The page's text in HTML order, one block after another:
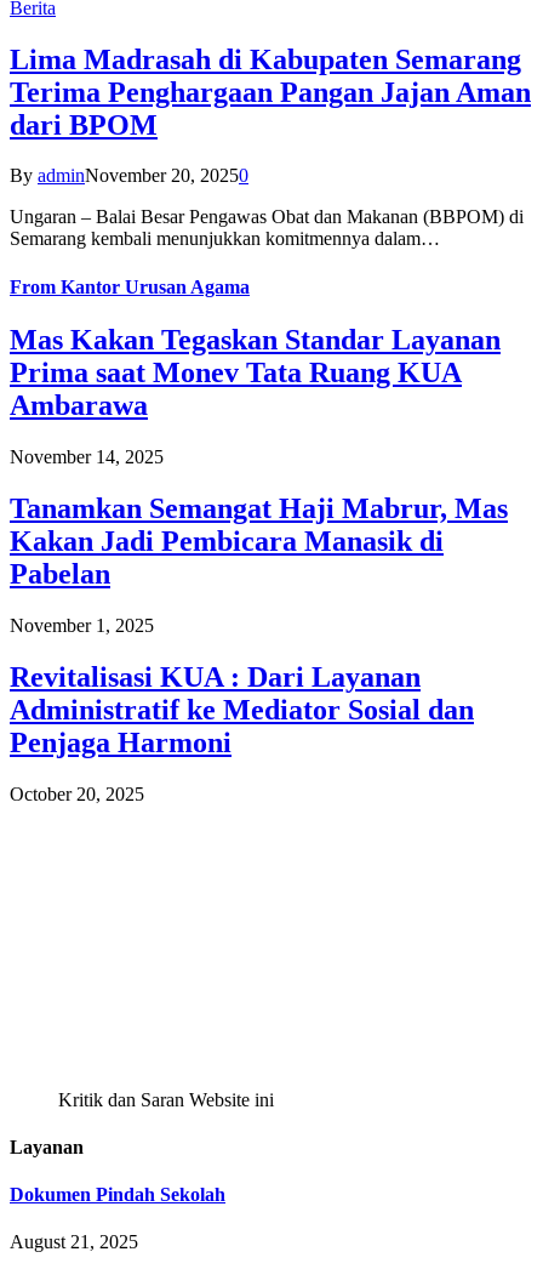
Berita
Lima Madrasah di Kabupaten Semarang
Terima Penghargaan Pangan Jajan Aman
dari BPOM
By adminNovember 20, 20250
Ungaran – Balai Besar Pengawas Obat dan Makanan (BBPOM) di
Semarang kembali menunjukkan komitmennya dalam…
From Kantor Urusan Agama
Mas Kakan Tegaskan Standar Layanan
Prima saat Monev Tata Ruang KUA
Ambarawa
November 14, 2025
Tanamkan Semangat Haji Mabrur, Mas
Kakan Jadi Pembicara Manasik di
Pabelan
November 1, 2025
Revitalisasi KUA : Dari Layanan
Administratif ke Mediator Sosial dan
Penjaga Harmoni
October 20, 2025
Kritik dan Saran Website ini
Layanan
Dokumen Pindah Sekolah
August 21, 2025